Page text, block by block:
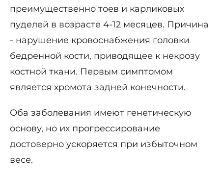
преимущественно тоев и карликовых
пуделей в возрасте 4-12 месяцев. Причина
- нарушение кровоснабжения головки
бедренной кости, приводящее к некрозу
костной ткани. Первым симптомом
является хромота задней конечности.
Оба заболевания имеют генетическую
основу, но их прогрессирование
достоверно ускоряется при избыточном
весе.